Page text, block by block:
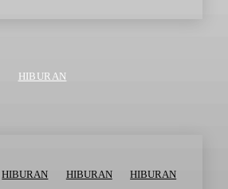
HIBURAN
HIBURAN HIBURAN HIBURAN